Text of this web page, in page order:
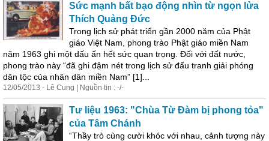
Sức mạnh bất bạo động nhìn từ ngọn lửa
Thích Quảng Đức
Trong lịch sử phát triển gần 2000 năm của Phật
giáo Việt Nam, phong trào Phật giáo miền Nam
năm 1963 ghi một dấu ấn hết sức quan trọng. Đối với đất nước,
phong trào này “đã ghi đậm nét trong lịch sử đấu tranh giải phóng
dân tộc của nhân dân miền Nam” [1]...
12/05/2013 - Lê Cung | Nguồn tin : -/-
Tư liệu 1963: "Chùa Từ Đàm bị phong tỏa"
của Tâm Chánh
“Thầy trò cùng cười khóc với nhau, cảnh tượng này